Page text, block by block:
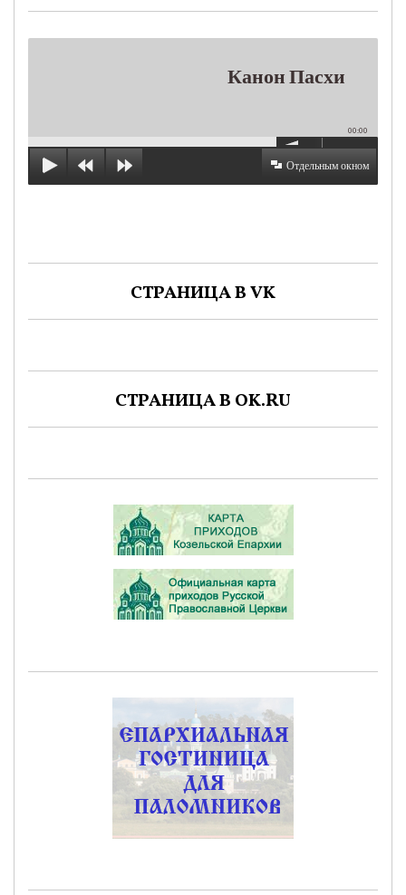
Канон Пасхи
00:00
Отдельным окном
СТРАНИЦА В VK
СТРАНИЦА В OK.RU